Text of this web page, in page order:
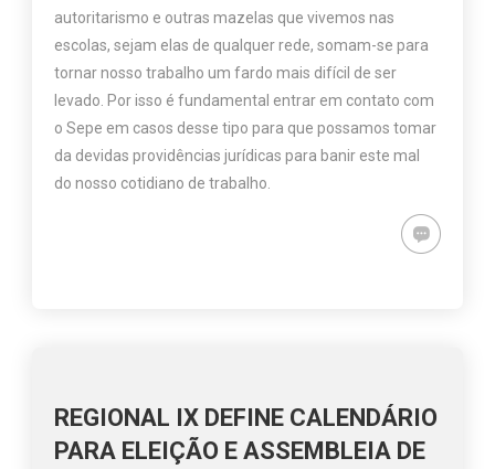
autoritarismo e outras mazelas que vivemos nas
escolas, sejam elas de qualquer rede, somam-se para
tornar nosso trabalho um fardo mais difícil de ser
levado. Por isso é fundamental entrar em contato com
o Sepe em casos desse tipo para que possamos tomar
da devidas providências jurídicas para banir este mal
do nosso cotidiano de trabalho.
REGIONAL IX DEFINE CALENDÁRIO
PARA ELEIÇÃO E ASSEMBLEIA DE